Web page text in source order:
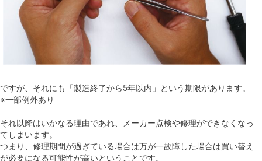
ですが、それにも「製造終了から5年以内」という期限があります。
※一部例外あり
それ以降はいかなる理由であれ、メーカー点検や修理ができなくなっ
てしまいます。
つまり、修理期間が過ぎている場合は万が一故障した場合は買い替え
が必要になる可能性が高いということです。